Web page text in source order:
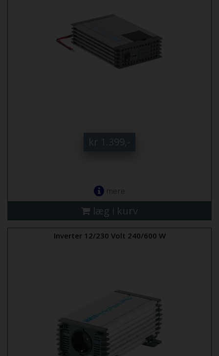
kr 1.399,-
mere
læg i kurv
Inverter 12/230 Volt 240/600 W